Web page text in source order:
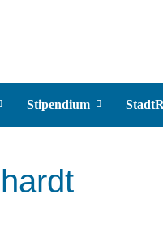
Stipendium